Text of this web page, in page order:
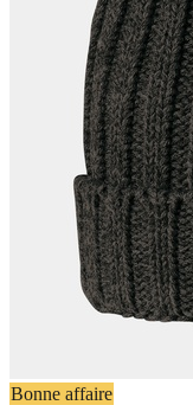
Bonne affaire